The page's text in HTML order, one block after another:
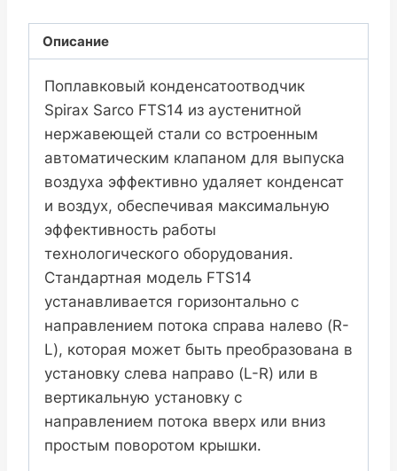
汽
疏
阀
螺
纹
连
接
数
量
Описание
Поплавковый конденсатоотводчик
Spirax Sarco FTS14 из аустенитной
нержавеющей стали со встроенным
автоматическим клапаном для выпуска
воздуха эффективно удаляет конденсат
и воздух, обеспечивая максимальную
эффективность работы
технологического оборудования.
Стандартная модель FTS14
устанавливается горизонтально с
направлением потока справа налево (R-
L), которая может быть преобразована в
установку слева направо (L-R) или в
вертикальную установку с
направлением потока вверх или вниз
простым поворотом крышки.